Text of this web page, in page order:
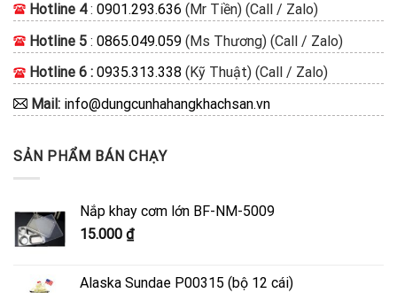
Hotline 4: 0901.293.636 (Mr Tiền) (Call / Zalo)
Hotline 5 : 0865.049.059 (Ms Thương) (Call / Zalo)
Hotline 6 : 0935.313.338 (Kỹ Thuật) (Call / Zalo)
Mail: info@dungcunhahangkhachsan.vn
SẢN PHẨM BÁN CHẠY
Nắp khay cơm lớn BF-NM-5009
15.000 ₫
Alaska Sundae P00315 (bộ 12 cái)